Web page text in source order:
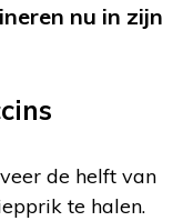
nu in zijn
de helft van
te halen.